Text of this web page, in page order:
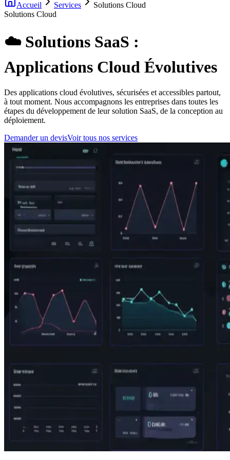
Accueil
Services
Solutions Cloud
Solutions Cloud
☁️ Solutions SaaS :
Applications Cloud Évolutives
Des applications cloud évolutives, sécurisées et accessibles partout,
à tout moment. Nous accompagnons les entreprises dans toutes les
étapes du développement de leur solution SaaS, de la conception au
déploiement.
Demander un devisVoir tous nos services